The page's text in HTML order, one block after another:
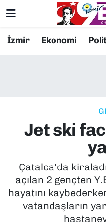
İzmir Ekonomi
Jet ski
Çatalca’da
açılan 2 gençten
hayatını
vatandaşların
Resmi İlanlar
EKONOMİ
KÜLTÜR SANAT
MAGAZİN
POLİTİKA
Konak Nöbetçi
Süper Lig Puan
Tüm Manşetler
Son Dakika
Haber Arşivi